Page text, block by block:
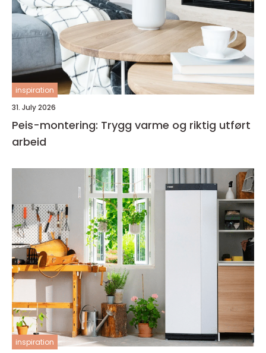
inspiration
31. July 2026
Peis-montering: Trygg varme og riktig utført
arbeid
inspiration